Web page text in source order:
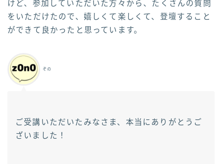
けど、参加していただいた方々から、たくさんの質問
をいただけたので、嬉しくて楽しくて、登壇すること
ができて良かったと思っています。
ぞの
ご受講いただいたみなさま、本当にありがとうご
ざいました！